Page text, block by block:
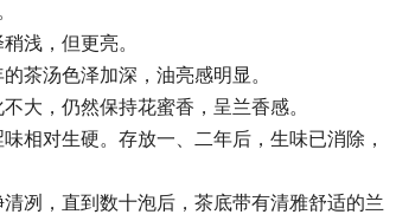
浅，但更亮。
茶汤色泽加深，油亮感明显。
大，仍然保持花蜜香，呈兰香感。
相对生硬。存放一、二年后，生味已消除，
冽，直到数十泡后，茶底带有清雅舒适的兰